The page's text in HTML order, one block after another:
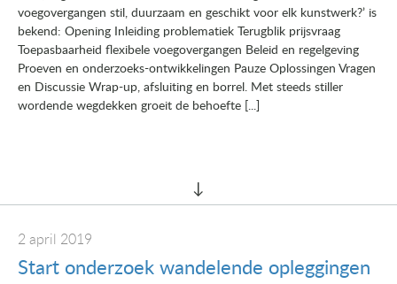
voegovergangen stil, duurzaam en geschikt voor elk kunstwerk?’ is
bekend: Opening Inleiding problematiek Terugblik prijsvraag
Toepasbaarheid flexibele voegovergangen Beleid en regelgeving
Proeven en onderzoeks-ontwikkelingen Pauze Oplossingen Vragen
en Discussie Wrap-up, afsluiting en borrel. Met steeds stiller
wordende wegdekken groeit de behoefte [...]
2 april 2019
Start onderzoek wandelende opleggingen